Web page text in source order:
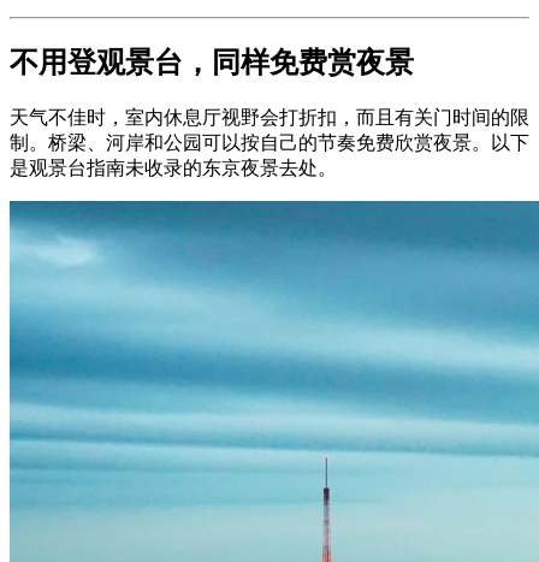
不用登观景台，同样免费赏夜景
天气不佳时，室内休息厅视野会打折扣，而且有关门时间的限
制。桥梁、河岸和公园可以按自己的节奏免费欣赏夜景。以下
是观景台指南未收录的东京夜景去处。